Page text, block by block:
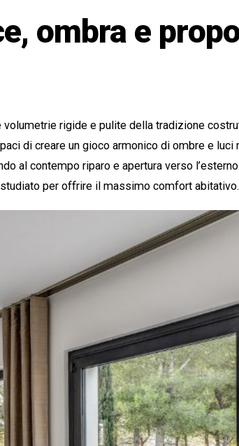
ombra e
rigide e pulite della tradizione
di creare un gioco armonico di ombre e luci
al contempo riparo e apertura verso
per offrire il massimo comfort abitativo.